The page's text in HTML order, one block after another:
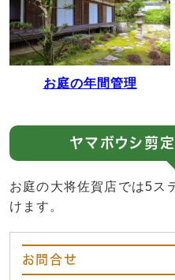
お庭の年間管理
ヤマボウシ剪
お庭の大将佐賀店では5ス
けます。
お問合せ